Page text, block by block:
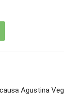
Agustina